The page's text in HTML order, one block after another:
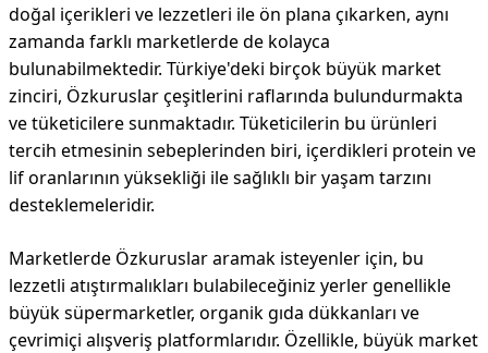
doğal içerikleri ve lezzetleri ile ön plana çıkarken, aynı
zamanda farklı marketlerde de kolayca
bulunabilmektedir. Türkiye'deki birçok büyük market
zinciri, Özkuruslar çeşitlerini raflarında bulundurmakta
ve tüketicilere sunmaktadır. Tüketicilerin bu ürünleri
tercih etmesinin sebeplerinden biri, içerdikleri protein ve
lif oranlarının yüksekliği ile sağlıklı bir yaşam tarzını
desteklemeleridir.
Marketlerde Özkuruslar aramak isteyenler için, bu
lezzetli atıştırmalıkları bulabileceğiniz yerler genellikle
büyük süpermarketler, organik gıda dükkanları ve
çevrimiçi alışveriş platformlarıdır. Özellikle, büyük market